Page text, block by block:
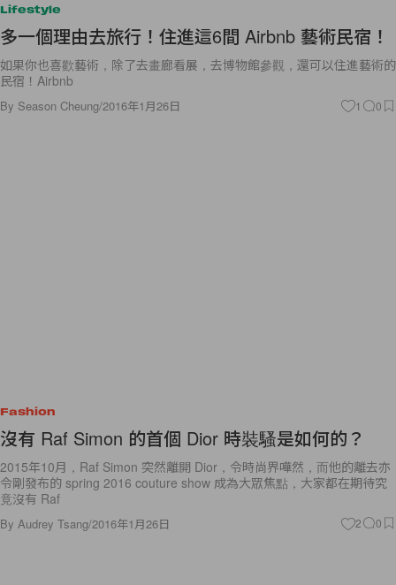
Lifestyle
多一個理由去旅行！住進這6間 Airbnb 藝術民宿！
如果你也喜歡藝術，除了去畫廊看展，去博物館參觀，還可以住進藝術的
民宿！Airbnb
By Season Cheung/2016年1月26日 1 0
Fashion
沒有 Raf Simon 的首個 Dior 時裝騷是如何的？
2015年10月，Raf Simon 突然離開 Dior，令時尚界嘩然，而他的離去亦
令剛發布的 spring 2016 couture show 成為大眾焦點，大家都在期待究
竟沒有 Raf
By Audrey Tsang/2016年1月26日 2 0